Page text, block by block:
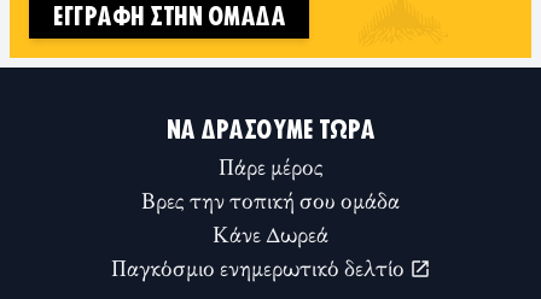
ΕΓΓΡΑΦΉ ΣΤΗΝ ΟΜΆΔΑ
ΝΑ ΔΡΆΣΟΥΜΕ ΤΏΡΑ
Πάρε μέρος
Βρες την τοπική σου ομάδα
Κάνε Δωρεά
Παγκόσμιο ενημερωτικό δελτίο